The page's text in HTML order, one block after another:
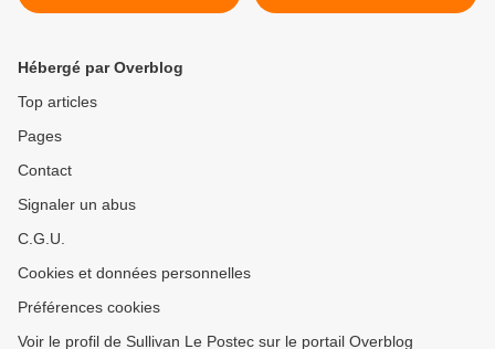
Engagés XAOC
Hébergé par Overblog
Top articles
Pages
Contact
Signaler un abus
C.G.U.
Cookies et données personnelles
Préférences cookies
Voir le profil de Sullivan Le Postec sur le portail Overblog